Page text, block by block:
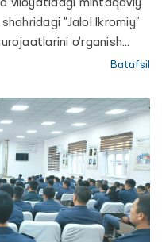
viloyatidagi mintaqaviy
“Jalol Ikromiy”
o‘rganish
Batafsil